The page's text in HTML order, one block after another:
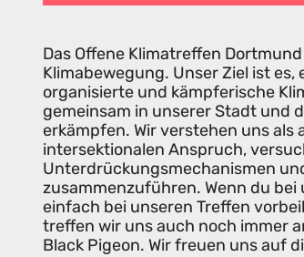
Das Offene Klimatreffen
Klimabewegung. Unser Ziel ist
organisierte und kämpferische
gemeinsam in unserer Stadt und
erkämpfen. Wir verstehen uns
intersektionalen Anspruch,
Unterdrückungsmechanismen
zusammenzuführen. Wenn du
einfach bei unseren Treffen
treffen wir uns auch noch immer
Black Pigeon. Wir freuen uns auf